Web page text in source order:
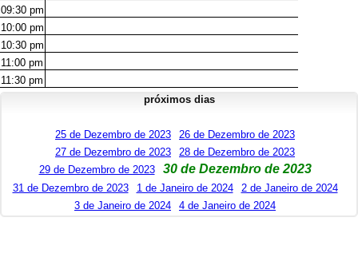
09:30 pm
10:00 pm
10:30 pm
11:00 pm
11:30 pm
próximos dias
25 de Dezembro de 2023
26 de Dezembro de 2023
27 de Dezembro de 2023
28 de Dezembro de 2023
29 de Dezembro de 2023
30 de Dezembro de 2023
31 de Dezembro de 2023 1 de Janeiro de 2024
2 de Janeiro de 2024
3 de Janeiro de 2024
4 de Janeiro de 2024